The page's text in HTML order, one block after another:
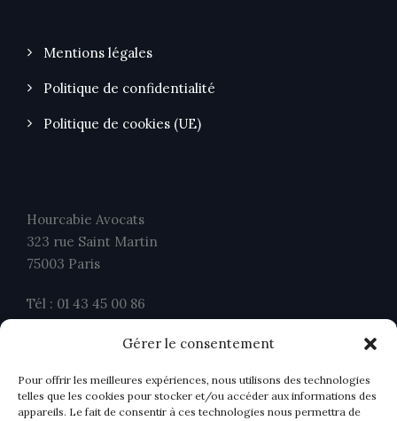
Gérer le consentement
Pour offrir les meilleures expériences, nous utilisons des technologies
telles que les cookies pour stocker et/ou accéder aux informations des
appareils. Le fait de consentir à ces technologies nous permettra de
Mentions légales
Politique de confidentialité
Politique de cookies (UE)
Hourcabie Avocats
323 rue Saint Martin
75003 Paris
Tél : 01 43 45 00 86
contact@ahavocats.fr